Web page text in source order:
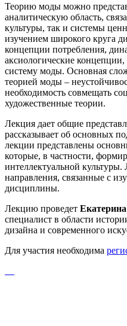
Теорию моды можно
аналитическую область,
культуры, так и системы
изучением широкого круга
концепции потребления,
аксиологические
систему моды. Основная
теорией моды –
необходимость совмещать
художественные теории.
Лекция дает общие
рассказывает об основных
лекции представлены
которые, в частности,
интеллектуальной
направления, связанные с
дисциплины.
Лекцию проведет
специалист в области
дизайна и современного
Для участия необходима